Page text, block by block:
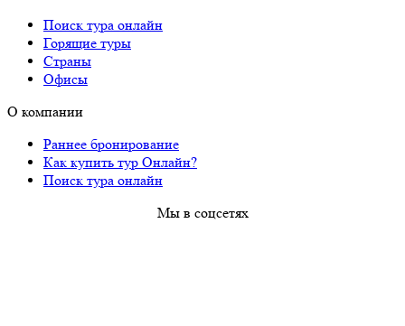
Поиск тура онлайн
Горящие туры
Страны
Офисы
О компании
Раннее бронирование
Как купить тур Онлайн?
Поиск тура онлайн
Мы в соцсетях